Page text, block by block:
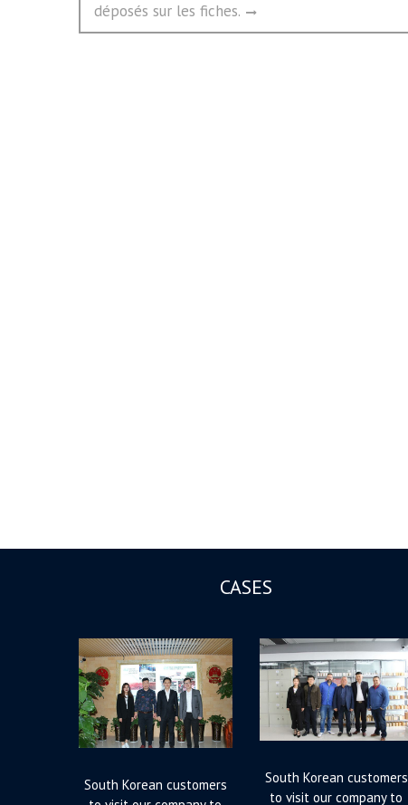
déposés sur les fiches.
CASES
South Korean customers
South Korean customers
to visit our company to